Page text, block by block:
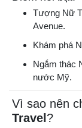
Tượng Nữ
Avenue.
Khám phá
Ngắm thác
nước Mỹ.
Vì sao nên
Travel ?